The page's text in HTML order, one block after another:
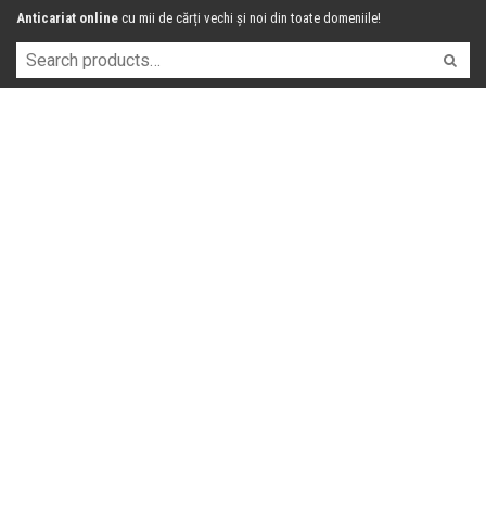
Anticariat online cu mii de cărți vechi și noi din toate domeniile!